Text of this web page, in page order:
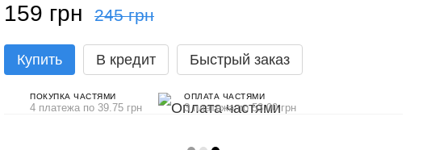
159 грн 245 грн
Купить В кредит Быстрый заказ
ПОКУПКА ЧАСТЯМИ
4 платежа по 39.75 грн
ОПЛАТА ЧАСТЯМИ
3 платежа по 53.00 грн